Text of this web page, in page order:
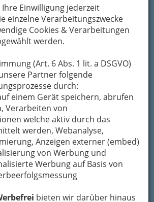
Einwilligung jederzeit
einzelne Verarbeitungszwecke
Cookies & Verarbeitungen
werden.
(Art. 6 Abs. 1 lit. a DSGVO)
Partner folgende
durch:
einem Gerät speichern, abrufen
Verarbeiten von
welche aktiv durch das
werden, Webanalyse,
Anzeigen externer (embed)
von Werbung und
Werbung auf Basis von
bieten wir darüber hinaus
Firmenvor Spam-Mails zu
wir an dieser Stelle zur
Nachricht wird nach dem
per Mail an das
Auer Betriebsgesellschaft